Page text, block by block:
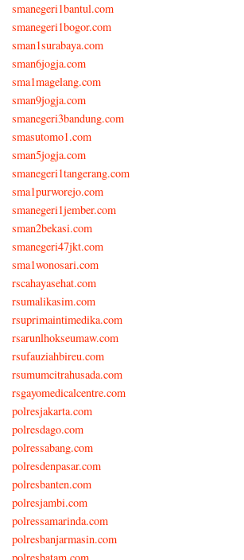
smanegeri1bantul.com
smanegeri1bogor.com
sman1surabaya.com
sman6jogja.com
sma1magelang.com
sman9jogja.com
smanegeri3bandung.com
smasutomo1.com
sman5jogja.com
smanegeri1tangerang.com
sma1purworejo.com
smanegeri1jember.com
sman2bekasi.com
smanegeri47jkt.com
sma1wonosari.com
rscahayasehat.com
rsumalikasim.com
rsuprimaintimedika.com
rsarunlhokseumaw.com
rsufauziahbireu.com
rsumumcitrahusada.com
rsgayomedicalcentre.com
polresjakarta.com
polresdago.com
polressabang.com
polresdenpasar.com
polresbanten.com
polresjambi.com
polressamarinda.com
polresbanjarmasin.com